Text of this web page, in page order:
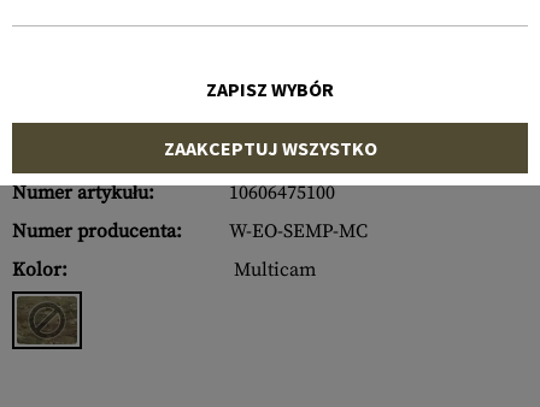
Numer artykułu:
10606475100
Numer producenta:
W-EO-SEMP-MC
Kolor:
Multicam
ZAPISZ WYBÓR
ZAAKCEPTUJ WSZYSTKO